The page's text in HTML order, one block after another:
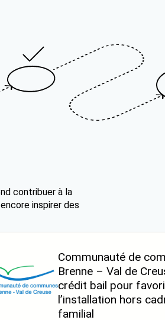
contribuer à la
inspirer des
Communauté de
Brenne – Val de
crédit bail pour
l’installation hors
familial